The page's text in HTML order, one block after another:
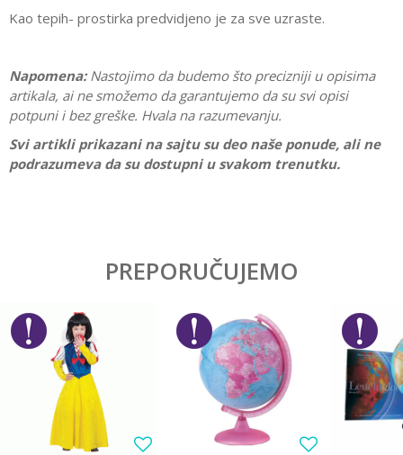
Kao tepih- prostirka predvidjeno je za sve uzraste.
Napomena:Nastojimo da budemo što precizniji u opisima
artikala, ai ne smožemo da garantujemo da su svi opisi
potpuni i bez greške. Hvala na razumevanju.
Svi artikli prikazani na sajtu su deo naše ponude, ali ne
podrazumeva da su dostupni u svakom trenutku.
Devojčice
Brend
No name
Email
PREPORUČUJEMO